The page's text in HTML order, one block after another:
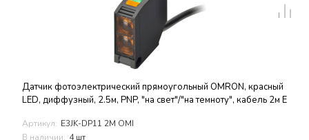
Датчик фотоэлектрический прямоугольный OMRON, красный
LED, диффузный, 2.5м, PNP, "на свет"/"на темноту", кабель 2м E
Артикул: E3JK-DP11 2M OMI
В наличии: 4 шт